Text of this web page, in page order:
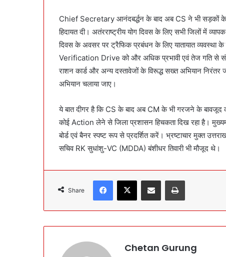
Chief Secretary आनंदबर्द्धन के बाद अब CS ने भी सड़कों के
हिदायत दी। अतंरराष्ट्रीय योग दिवस के लिए सभी जिलों में
दिवस के अवसर पर ट्रैफिक प्रबंधन के लिए यातायात व्यवस्था के
Verification Drive को और अधिक प्रभावी एवं तेज गति से
राशन कार्ड और अन्य दस्तावेजों के विरूद्ध सख्त अभियान
अभियान चलाया जाए।
ये बात दीगर है कि CS के बाद अब CM के भी गरजने के
कोई Action लेने से जिला प्रशासन हिचकता दिख रहा है।
बोर्ड एवं बैनर स्पष्ट रूप से प्रदर्शित करें। भ्रष्टाचार मुक्त
सचिव RK सुधांशु-VC (MDDA) बंशीधर तिवारी भी मौजूद थे।
Share
Chetan Gurung